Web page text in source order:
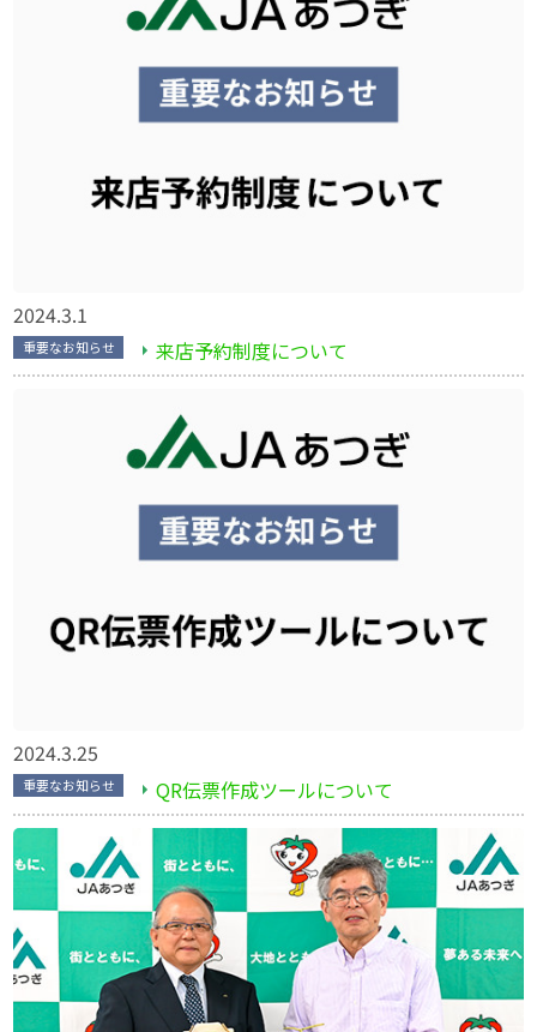
2024.3.1
重要なお知らせ 来店予約制度について
2024.3.25
重要なお知らせ QR伝票作成ツールについて